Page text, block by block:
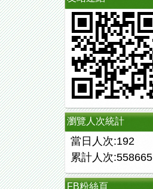
瀏覽人次統計
當日人次:192
累計人次:558665
FB粉絲頁